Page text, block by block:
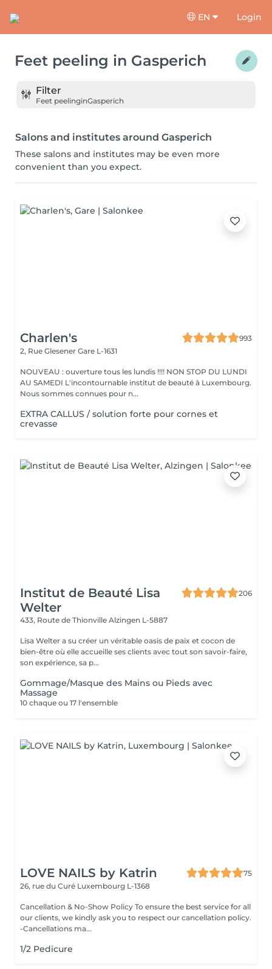
EN Login
Feet peeling in Gasperich
Filter
Feet peelinginGasperich
Salons and institutes around Gasperich
These salons and institutes may be even more
convenient than you expect.
Charlen's
993
2, Rue Glesener Gare L-1631
NOUVEAU : ouverture tous les lundis !!!! NON STOP DU LUNDI
AU SAMEDI L'incontournable institut de beauté à Luxembourg.
Nous sommes connues pour n...
EXTRA CALLUS / solution forte pour cornes et
crevasse
Institut de Beauté Lisa
Welter
206
433, Route de Thionville Alzingen L-5887
Lisa Welter a su créer un véritable oasis de paix et cocon de
bien-être où elle accueille ses clients avec tout son savoir-faire,
son expérience, sa p...
Gommage/Masque des Mains ou Pieds avec
Massage
10 chaque ou 17 l'ensemble
LOVE NAILS by Katrin
75
26, rue du Curé Luxembourg L-1368
Cancellation & No-Show Policy To ensure the best service for all
our clients, we kindly ask you to respect our cancellation policy.
-Cancellations ma...
1/2 Pedicure